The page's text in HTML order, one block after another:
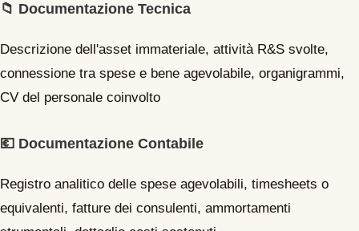
📁 Documentazione Tecnica
Descrizione dell'asset immateriale, attività R&S svolte,
connessione tra spese e bene agevolabile, organigrammi,
CV del personale coinvolto
💶 Documentazione Contabile
Registro analitico delle spese agevolabili, timesheets o
equivalenti, fatture dei consulenti, ammortamenti